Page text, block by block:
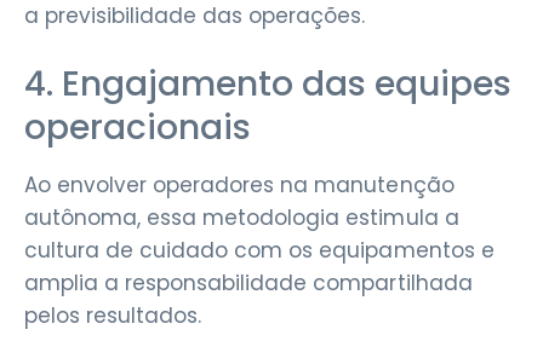
a previsibilidade das operações.
4. Engajamento das equipes
operacionais
Ao envolver operadores na manutenção
autônoma, essa metodologia estimula a
cultura de cuidado com os equipamentos e
amplia a responsabilidade compartilhada
pelos resultados.